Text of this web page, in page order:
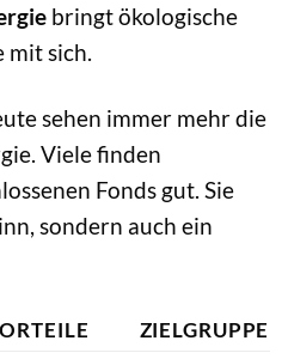
bringt ökologische
mit sich.
sehen immer mehr die
Viele finden
Fonds gut. Sie
sondern auch ein
ZIELGRUPPE